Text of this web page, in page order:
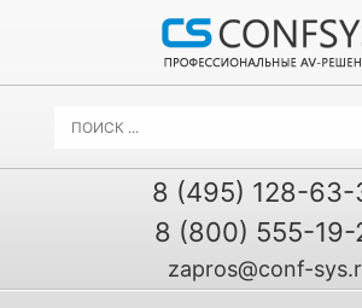
8 (495) 128-63-
8 (800) 555-19-
zapros@conf-